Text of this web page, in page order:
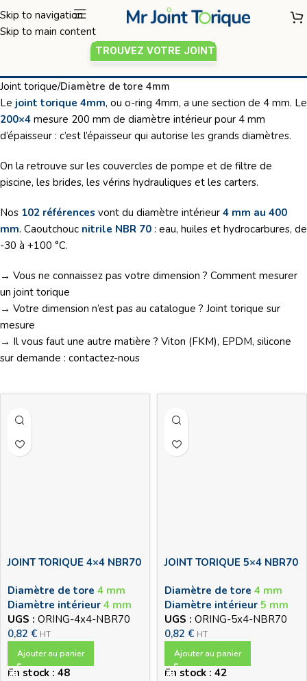
Skip to navigation
Skip to main content
TROUVEZ VOTRE JOINT
Joint torique 4mm
Joint torique/Diamètre de tore 4mm
Le joint torique 4mm, ou o-ring 4mm, a une section de 4 mm. Le
200×4 mesure 200 mm de diamètre intérieur pour 4 mm
d’épaisseur : c’est l’épaisseur qui autorise les grands diamètres.
On la retrouve sur les couvercles de pompe et de filtre de
piscine, les brides, les vérins hydrauliques et les carters.
Nos 102 références vont du diamètre intérieur 4 mm au 400
mm. Caoutchouc nitrile NBR 70 : eau, huiles et hydrocarbures, de
-30 à +100 °C.
→ Vous ne connaissez pas votre dimension ? Comment mesurer
un joint torique
→ Votre dimension n’est pas au catalogue ? Joint torique sur
mesure
→ Il vous faut une autre matière ? Viton (FKM), EPDM, silicone
sur demande : contactez-nous
JOINT TORIQUE 4×4 NBR70
Diamètre de tore 4 mm
Diamètre intérieur 4 mm
UGS : ORING-4x4-NBR70
0,82 € HT
Ajouter au panier
En stock : 48
JOINT TORIQUE 5×4 NBR70
Diamètre de tore 4 mm
Diamètre intérieur 5 mm
UGS : ORING-5x4-NBR70
0,82 € HT
Ajouter au panier
En stock : 42